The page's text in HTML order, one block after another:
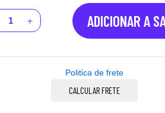
ADICIONAR A
Politica de frete
CALCULAR FRETE